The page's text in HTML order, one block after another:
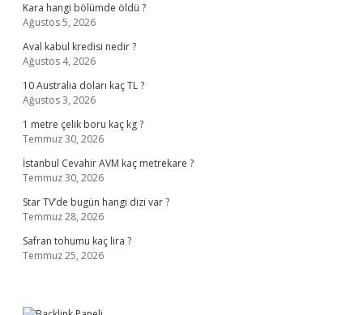
Kara hangi bölümde öldü ?
Ağustos 5, 2026
Aval kabul kredisi nedir ?
Ağustos 4, 2026
10 Australia doları kaç TL ?
Ağustos 3, 2026
1 metre çelik boru kaç kg ?
Temmuz 30, 2026
İstanbul Cevahir AVM kaç metrekare ?
Temmuz 30, 2026
Star TV’de bugün hangi dizi var ?
Temmuz 28, 2026
Safran tohumu kaç lira ?
Temmuz 25, 2026